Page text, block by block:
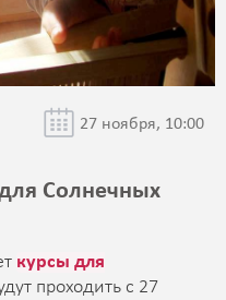
27 ноября, 10:00
Солнечных
курсы для
проходить с 27